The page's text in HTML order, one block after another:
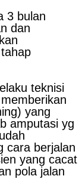
3 bulan
dan
teknisi
yang
amputasi yg
cara berjalan
yang cacat
pola jalan